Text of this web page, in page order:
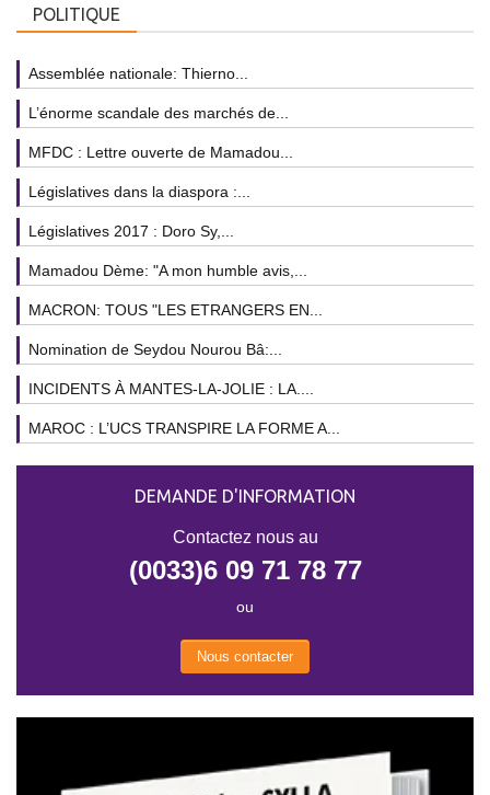
POLITIQUE
Assemblée nationale: Thierno...
L’énorme scandale des marchés de...
MFDC : Lettre ouverte de Mamadou...
Législatives dans la diaspora :...
Législatives 2017 : Doro Sy,...
Mamadou Dème: "A mon humble avis,...
MACRON: TOUS "LES ETRANGERS EN...
Nomination de Seydou Nourou Bâ:...
INCIDENTS À MANTES-LA-JOLIE : LA....
MAROC : L’UCS TRANSPIRE LA FORME A...
DEMANDE D'INFORMATION
Contactez nous au
(0033)6 09 71 78 77
ou
Nous contacter